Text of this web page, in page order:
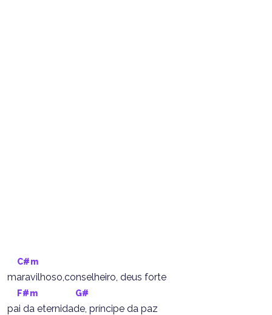
C#m
maravilhoso,conselheiro, deus forte
F#m G#
pai da eternidade, príncipe da paz